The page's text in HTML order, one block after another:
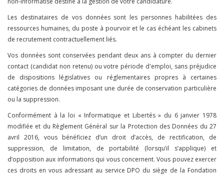
Les destinataires de vos données sont les personnes habilitées des
ressources humaines, du poste à pourvoir et le cas échéant les cabinets
de recrutement contractuellement liés.
Vos données sont conservées pendant deux ans à compter du dernier
contact (candidat non retenu) ou votre période d'emploi, sans préjudice
de dispositions législatives ou réglementaires propres à certaines
catégories de données imposant une durée de conservation particulière
ou la suppression.
Conformément à la loi « Informatique et Libertés » du 6 janvier 1978
modifiée et du Règlement Général sur la Protection des Données du 27
avril 2016, vous bénéficiez d’un droit d’accès, de rectification, de
suppression, de limitation, de portabilité (lorsqu’il s’applique) et
d’opposition aux informations qui vous concernent. Vous pouvez exercer
ces droits en vous adressant au service DPO du siège de la Fondation